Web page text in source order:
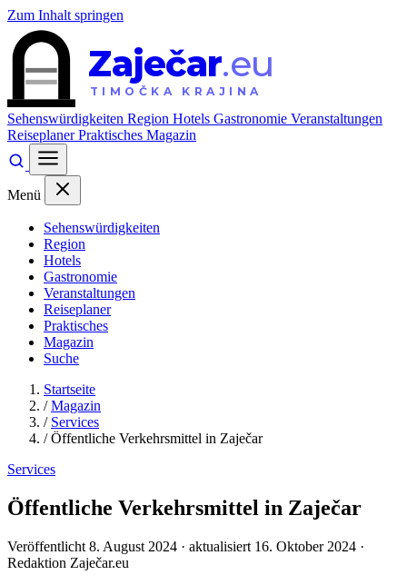
Zum Inhalt springen
Zaječar.eu
TIMOČKA KRAJINA
Sehenswürdigkeiten Region Hotels Gastronomie Veranstaltungen
ReiseplanerPraktisches Magazin
Menü
Sehenswürdigkeiten
Region
Hotels
Gastronomie
Veranstaltungen
Reiseplaner
Praktisches
Magazin
Suche
Startseite
/ Magazin
/ Services
/ Öffentliche Verkehrsmittel in Zaječar
Services
Öffentliche Verkehrsmittel in Zaječar
Veröffentlicht 8. August 2024 · aktualisiert 16. Oktober 2024 ·
Redaktion Zaječar.eu